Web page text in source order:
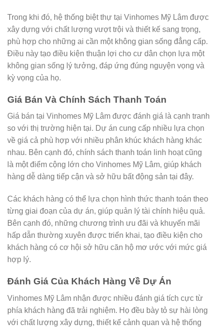
Trong khi đó, hệ thống biệt thự tại Vinhomes Mỹ Lâm được
xây dựng với chất lượng vượt trội và thiết kế sang trọng,
phù hợp cho những ai cần một không gian sống đẳng cấp.
Điều này tạo điều kiện thuận lợi cho cư dân chọn lựa một
không gian sống lý tưởng, đáp ứng đúng nguyện vọng và
kỳ vọng của họ.
Giá Bán Và Chính Sách Thanh Toán
Giá bán tại Vinhomes Mỹ Lâm được đánh giá là cạnh tranh
so với thị trường hiện tại. Dự án cung cấp nhiều lựa chọn
về giá cả phù hợp với nhiều phân khúc khách hàng khác
nhau. Bên cạnh đó, chính sách thanh toán linh hoạt cũng
là một điểm cộng lớn cho Vinhomes Mỹ Lâm, giúp khách
hàng dễ dàng tiếp cận và sở hữu bất động sản tại đây.
Các khách hàng có thể lựa chọn hình thức thanh toán theo
từng giai đoạn của dự án, giúp quản lý tài chính hiệu quả.
Bên cạnh đó, những chương trình ưu đãi và khuyến mãi
hấp dẫn thường xuyên được triển khai, tạo điều kiện cho
khách hàng có cơ hội sở hữu căn hộ mơ ước với mức giá
hợp lý.
Đánh Giá Của Khách Hàng Về Dự Án
Vinhomes Mỹ Lâm nhận được nhiều đánh giá tích cực từ
phía khách hàng đã trải nghiệm. Họ đều bày tỏ sự hài lòng
với chất lượng xây dựng, thiết kế cảnh quan và hệ thống